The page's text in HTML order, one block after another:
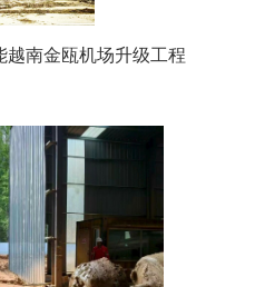
南金瓯机场升级工程